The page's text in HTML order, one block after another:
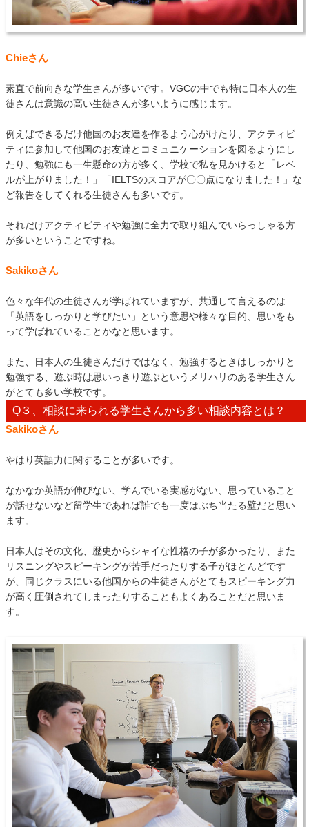
Chieさん
素直で前向きな学生さんが多いです。VGCの中でも特に日本人の生
徒さんは意識の高い生徒さんが多いように感じます。
例えばできるだけ他国のお友達を作るよう心がけたり、アクティビ
ティに参加して他国のお友達とコミュニケーションを図るようにし
たり、勉強にも一生懸命の方が多く、学校で私を見かけると「レベ
ルが上がりました！」「IELTSのスコアが〇〇点になりました！」な
ど報告をしてくれる生徒さんも多いです。
それだけアクティビティや勉強に全力で取り組んでいらっしゃる方
が多いということですね。
Sakikoさん
色々な年代の生徒さんが学ばれていますが、共通して言えるのは
「英語をしっかりと学びたい」という意思や様々な目的、思いをも
って学ばれていることかなと思います。
また、日本人の生徒さんだけではなく、勉強するときはしっかりと
勉強する、遊ぶ時は思いっきり遊ぶというメリハリのある学生さん
がとても多い学校です。
Q３、相談に来られる学生さんから多い相談内容とは？
Sakikoさん
やはり英語力に関することが多いです。
なかなか英語が伸びない、学んでいる実感がない、思っていること
が話せないなど留学生であれば誰でも一度はぶち当たる壁だと思い
ます。
日本人はその文化、歴史からシャイな性格の子が多かったり、また
リスニングやスピーキングが苦手だったりする子がほとんどです
が、同じクラスにいる他国からの生徒さんがとてもスピーキング力
が高く圧倒されてしまったりすることもよくあることだと思いま
す。